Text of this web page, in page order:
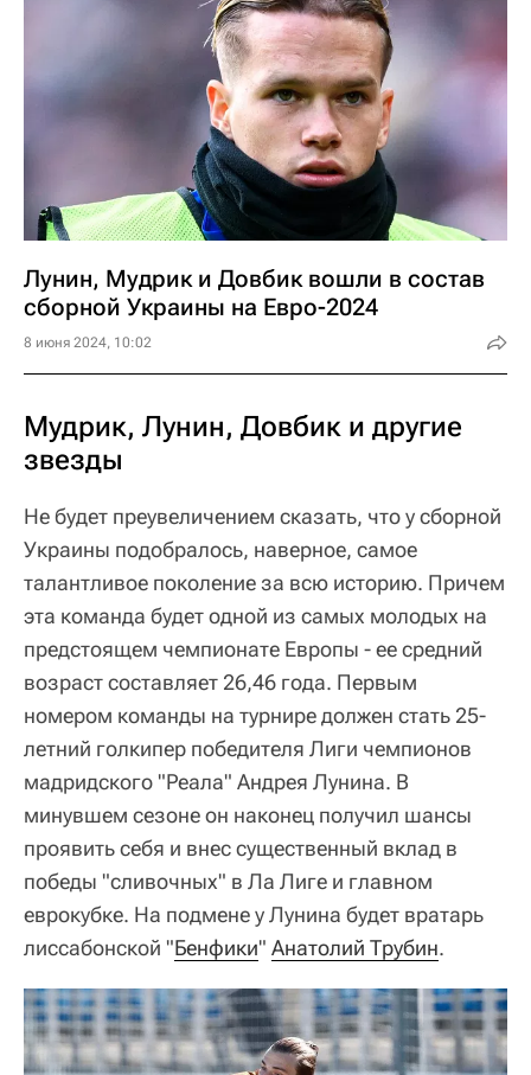
Лунин, Мудрик и Довбик вошли в состав
сборной Украины на Евро-2024
8 июня 2024, 10:02
Мудрик, Лунин, Довбик и другие
звезды
Не будет преувеличением сказать, что у сборной
Украины подобралось, наверное, самое
талантливое поколение за всю историю. Причем
эта команда будет одной из самых молодых на
предстоящем чемпионате Европы - ее средний
возраст составляет 26,46 года. Первым
номером команды на турнире должен стать 25-
летний голкипер победителя Лиги чемпионов
мадридского "Реала" Андрея Лунина. В
минувшем сезоне он наконец получил шансы
проявить себя и внес существенный вклад в
победы "сливочных" в Ла Лиге и главном
еврокубке. На подмене у Лунина будет вратарь
лиссабонской "Бенфики" Анатолий Трубин.